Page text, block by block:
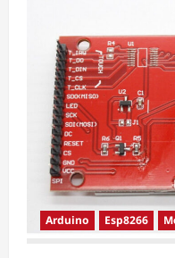
7
Arduino Esp8266